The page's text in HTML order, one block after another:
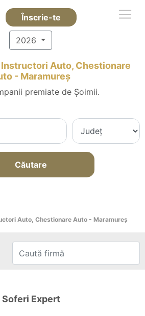
Înscrie-te
2026
Auto, Chestionare
- Maramureş
premiate de Șoimii.
Căutare
Auto, Chestionare Auto - Maramureş
Soferi Expert